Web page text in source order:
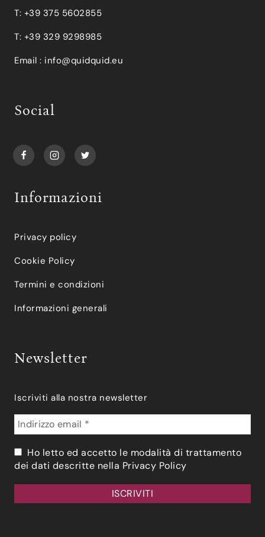
T: +39 375 5602855
T: +39 329 9298985
Email : info@quidquid.eu
Social
Informazioni
Privacy policy
Cookie Policy
Termini e condizioni
Informazioni generali
Newsletter
Iscriviti alla nostra newsletter
Ho letto ed accetto le modalità di trattamento
dei dati descritte nella Privacy Policy